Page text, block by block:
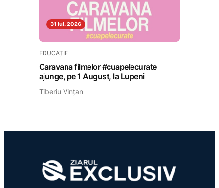
31 iul. 2026
EDUCAȚIE
Caravana filmelor #cuapelecurate
ajunge, pe 1 August, la Lupeni
Tiberiu Vințan